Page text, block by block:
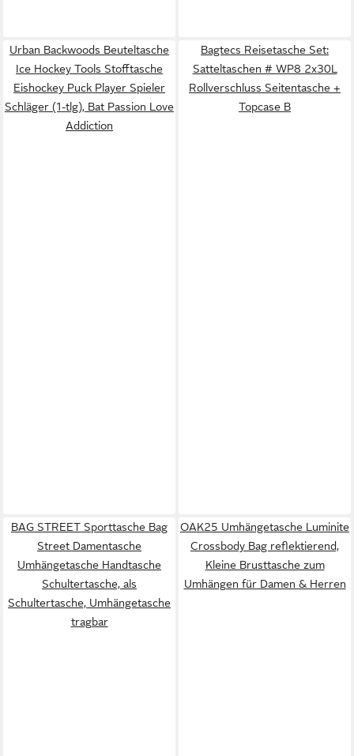
Urban Backwoods Beuteltasche
Ice Hockey Tools Stofftasche
Eishockey Puck Player Spieler
Schläger (1-tlg), Bat Passion Love
Addiction
Bagtecs Reisetasche Set:
Satteltaschen # WP8 2x30L
Rollverschluss Seitentasche +
Topcase B
BAG STREET Sporttasche Bag
Street Damentasche
Umhängetasche Handtasche
Schultertasche, als
Schultertasche, Umhängetasche
tragbar
OAK25 Umhängetasche Luminite
Crossbody Bag reflektierend,
Kleine Brusttasche zum
Umhängen für Damen & Herren